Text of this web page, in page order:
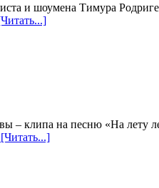
и шоумена Тимура
– клипа на песню «На лету
[Читать...]